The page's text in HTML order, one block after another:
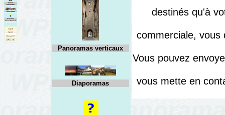
Panoramas verticaux
Diaporamas
destinés qu'à
commerciale, vous
Vous pouvez
vous mette en